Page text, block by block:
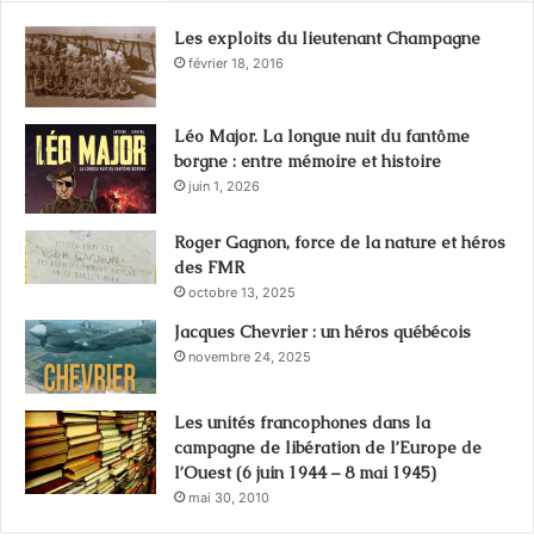
Les exploits du lieutenant Champagne
février 18, 2016
Léo Major. La longue nuit du fantôme
borgne : entre mémoire et histoire
juin 1, 2026
Roger Gagnon, force de la nature et héros
des FMR
octobre 13, 2025
Jacques Chevrier : un héros québécois
novembre 24, 2025
Les unités francophones dans la
campagne de libération de l’Europe de
l’Ouest (6 juin 1944 – 8 mai 1945)
mai 30, 2010